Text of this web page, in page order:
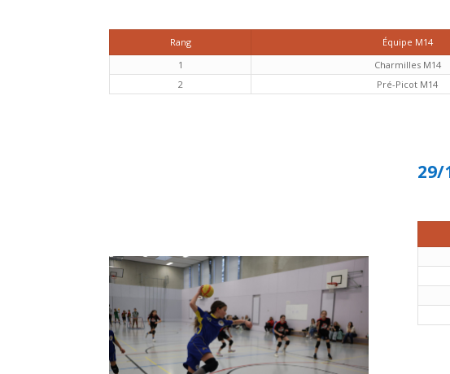
Rang Équipe M14
1
Charmilles M14
2
Pré-Picot M14
29/